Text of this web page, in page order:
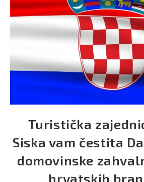
Turistička
Siska vam čestita
domovinske
hrvatskih